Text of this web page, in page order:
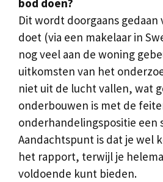
bod doen?
Dit wordt doorgaans gedaan
doet (via een makelaar in
nog veel aan de woning
uitkomsten van het
niet uit de lucht vallen, wat
onderbouwen is met de
onderhandelingspositie een
Aandachtspunt is dat je wel
het rapport, terwijl je
voldoende kunt bieden.